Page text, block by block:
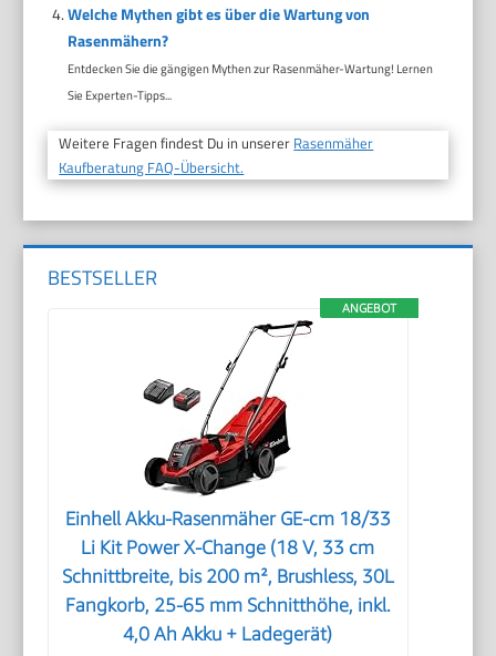
Welche Mythen gibt es über die Wartung von
Rasenmähern?
Entdecken Sie die gängigen Mythen zur Rasenmäher-Wartung! Lernen
Sie Experten-Tipps...
Weitere Fragen findest Du in unserer Rasenmäher
Kaufberatung FAQ-Übersicht.
BESTSELLER
ANGEBOT
Einhell Akku-Rasenmäher GE-cm 18/33
Li Kit Power X-Change (18 V, 33 cm
Schnittbreite, bis 200 m², Brushless, 30L
Fangkorb, 25-65 mm Schnitthöhe, inkl.
4,0 Ah Akku + Ladegerät)